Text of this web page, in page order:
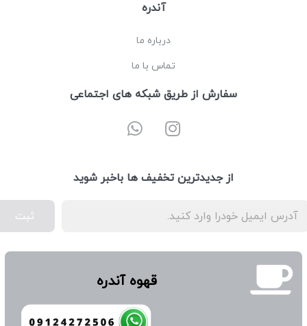
آندره
درباره ما
تماس با ما
سفارش از طریق شبکه های اجتماعی
از جدیدترین تخفیف ها باخبر شوید
ثبت
قهوه آندره